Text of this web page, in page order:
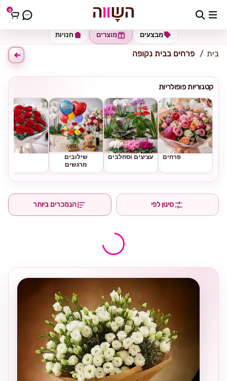
0 כתובת למשלוח הזינו כתובת
חנויות מוצרים מבצעים
בית פרחים בבית נקופה
קטגוריות פופולריות
פרחים עציצים וסחלבים
שילובים
מרגשים
סינון לפי הנמכרים ביותר